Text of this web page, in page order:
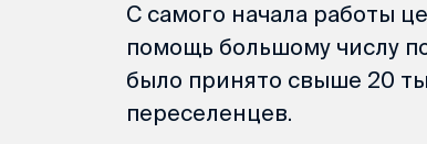
С самого начала работы
помощь большому числу
было принято свыше 20
переселенцев.